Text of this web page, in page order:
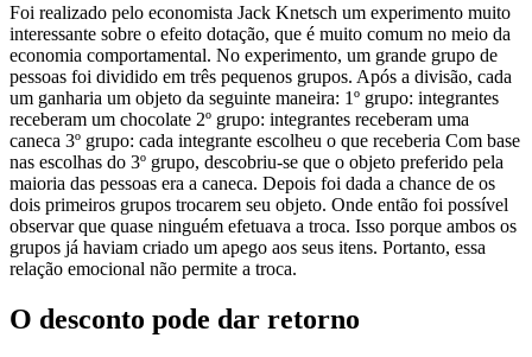
Foi realizado pelo economista Jack Knetsch um experimento muito
interessante sobre o efeito dotação, que é muito comum no meio da
economia comportamental. No experimento, um grande grupo de
pessoas foi dividido em três pequenos grupos. Após a divisão, cada
um ganharia um objeto da seguinte maneira: 1º grupo: integrantes
receberam um chocolate 2º grupo: integrantes receberam uma
caneca 3º grupo: cada integrante escolheu o que receberia Com base
nas escolhas do 3º grupo, descobriu-se que o objeto preferido pela
maioria das pessoas era a caneca. Depois foi dada a chance de os
dois primeiros grupos trocarem seu objeto. Onde então foi possível
observar que quase ninguém efetuava a troca. Isso porque ambos os
grupos já haviam criado um apego aos seus itens. Portanto, essa
relação emocional não permite a troca.
O desconto pode dar retorno